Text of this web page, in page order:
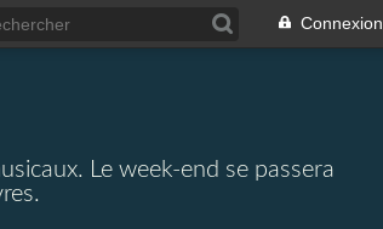
Connexion
Le week-end se passera